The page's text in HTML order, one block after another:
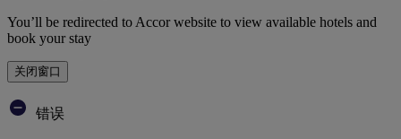
You’ll be redirected to Accor website to view available hotels and
book your stay
关闭窗口
错误